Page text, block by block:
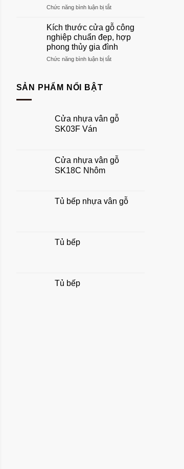
ấm
bạn
cánh
phong
thủy
đẹp,
hút
tài
Chức năng bình luận bị tắtở
thước
cửa
chính
4
cánh
Kích thước cửa gỗ công
nghiệp chuẩn đẹp, hợp
phong thủy gia đình
Chức năng bình luận bị tắtở
chuẩn
thủy
gia
SẢN PHẨM NỔI BẬT
Cửa nhựa vân gỗ
SK03F Ván
Cửa nhựa vân gỗ
SK18C Nhôm
Tủ bếp nhựa vân gỗ
Tủ bếp
Tủ bếp